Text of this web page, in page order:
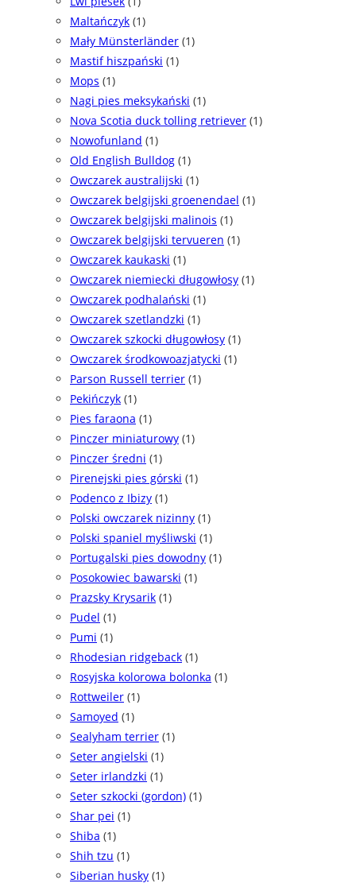
Maltańczyk (1)
Mały Münsterländer (1)
Mastif hiszpański (1)
Mops (1)
Nagi pies meksykański (1)
Nova Scotia duck tolling retriever (1)
Nowofunland (1)
Old English Bulldog (1)
Owczarek australijski (1)
Owczarek belgijski groenendael (1)
Owczarek belgijski malinois (1)
Owczarek belgijski tervueren (1)
Owczarek kaukaski (1)
Owczarek niemiecki długowłosy (1)
Owczarek podhalański (1)
Owczarek szetlandzki (1)
Owczarek szkocki długowłosy (1)
Owczarek środkowoazjatycki (1)
Parson Russell terrier (1)
Pekińczyk (1)
Pies faraona (1)
Pinczer miniaturowy (1)
Pinczer średni (1)
Pirenejski pies górski (1)
Podenco z Ibizy (1)
Polski owczarek nizinny (1)
Polski spaniel myśliwski (1)
Portugalski pies dowodny (1)
Posokowiec bawarski (1)
Prazsky Krysarik (1)
Pudel (1)
Pumi (1)
Rhodesian ridgeback (1)
Rosyjska kolorowa bolonka (1)
Rottweiler (1)
Samoyed (1)
Sealyham terrier (1)
Seter angielski (1)
Seter irlandzki (1)
Seter szkocki (gordon) (1)
Shar pei (1)
Shiba (1)
Shih tzu (1)
Siberian husky (1)